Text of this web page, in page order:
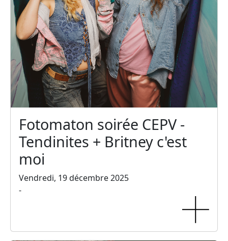
Fotomaton soirée CEPV -
Tendinites + Britney c'est
moi
Vendredi, 19 décembre 2025
-